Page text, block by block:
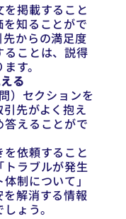
掲載すること
知ることがで
からの満足度
ることは、説得
す。
る
）セクションを
先がよく抱え
えることがで
を依頼すること
トラブルが発生
制について」
解消する情報
ょう。